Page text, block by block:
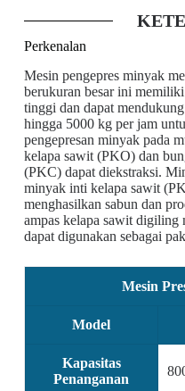
Perkenalan
Mesin pengepres minyak
berukuran besar ini
tinggi dan dapat
hingga 5000 kg per jam
pengepresan minyak pada
kelapa sawit (PKO) dan
(PKC) dapat diekstraksi.
minyak inti kelapa sawit
menghasilkan sabun dan
ampas kelapa sawit
dapat digunakan sebagai
Mesin
Model
Kapasitas
Penanganan